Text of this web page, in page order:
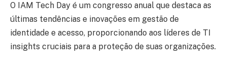
O IAM Tech Day é um congresso anual que destaca as
últimas tendências e inovações em gestão de
identidade e acesso, proporcionando aos líderes de TI
insights cruciais para a proteção de suas organizações.